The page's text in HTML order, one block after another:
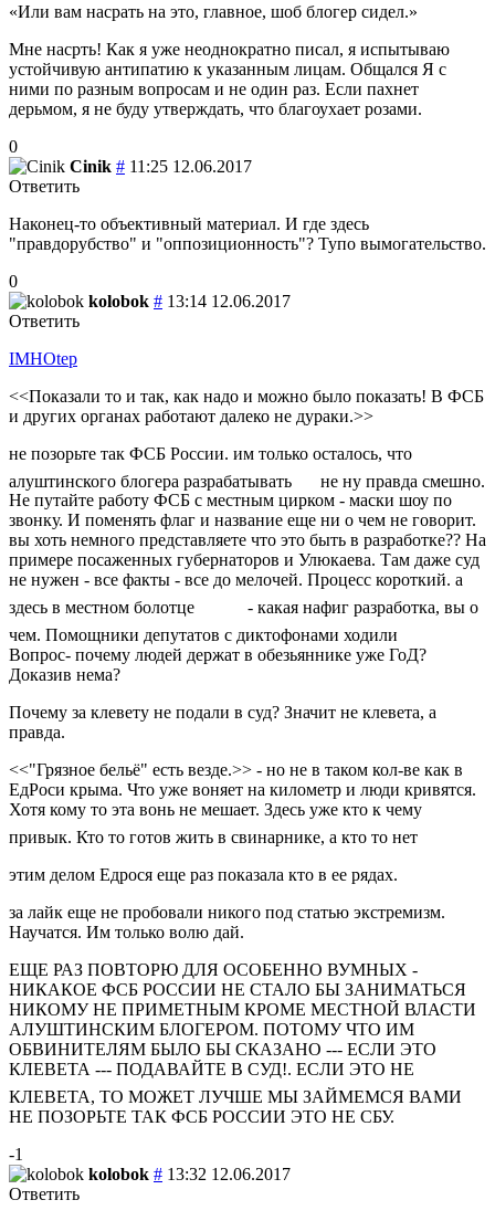
Или вам насрать на это, главное, шоб блогер сидел.
Мне насрть! Как я уже неоднократно писал, я испытываю
устойчивую антипатию к указанным лицам. Общался Я с
ними по разным вопросам и не один раз. Если пахнет
дерьмом, я не буду утверждать, что благоухает розами.
0
Cinik # 11:25 12.06.2017
Ответить
Наконец-то объективный материал. И где здесь
"правдорубство" и "оппозиционность"? Тупо вымогательство.
0
kolobok # 13:14 12.06.2017
Ответить
IMHOtep
<<Показали то и так, как надо и можно было показать! В ФСБ
и других органах работают далеко не дураки.>>
не позорьте так ФСБ России. им только осталось, что
алуштинского блогера разрабатывать
не ну правда смешно.
Не путайте работу ФСБ с местным цирком - маски шоу по
звонку. И поменять флаг и название еще ни о чем не говорит.
вы хоть немного представляете что это быть в разработке?? На
примере посаженных губернаторов и Улюкаева. Там даже суд
не нужен - все факты - все до мелочей. Процесс короткий. а
здесь в местном болотце
- какая нафиг разработка, вы о
чем. Помощники депутатов с диктофонами ходили
Вопрос- почему людей держат в обезьяннике уже ГоД?
Доказив нема?
Почему за клевету не подали в суд? Значит не клевета, а
правда.
<<"Грязное бельё" есть везде.>> - но не в таком кол-ве как в
ЕдРоси крыма. Что уже воняет на километр и люди кривятся.
Хотя кому то эта вонь не мешает. Здесь уже кто к чему
привык. Кто то готов жить в свинарнике, а кто то нет
этим делом Едрося еще раз показала кто в ее рядах.
за лайк еще не пробовали никого под статью экстремизм.
Научатся. Им только волю дай.
ЕЩЕ РАЗ ПОВТОРЮ ДЛЯ ОСОБЕННО ВУМНЫХ -
НИКАКОЕ ФСБ РОССИИ НЕ СТАЛО БЫ ЗАНИМАТЬСЯ
НИКОМУ НЕ ПРИМЕТНЫМ КРОМЕ МЕСТНОЙ ВЛАСТИ
АЛУШТИНСКИМ БЛОГЕРОМ. ПОТОМУ ЧТО ИМ
ОБВИНИТЕЛЯМ БЫЛО БЫ СКАЗАНО --- ЕСЛИ ЭТО
КЛЕВЕТА --- ПОДАВАЙТЕ В СУД!. ЕСЛИ ЭТО НЕ
КЛЕВЕТА, ТО МОЖЕТ ЛУЧШЕ МЫ ЗАЙМЕМСЯ ВАМИ
НЕ ПОЗОРЬТЕ ТАК ФСБ РОССИИ ЭТО НЕ СБУ.
-1
kolobok # 13:32 12.06.2017
Ответить